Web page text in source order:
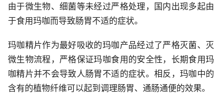
由于微生物、细菌等未经过严格处理，国内出现多起由
于食用玛咖而导致肠胃不适的症状。
玛咖精片作为最好吸收的玛咖产品经过了严格灭菌、灭
微生物流程，严格保证玛咖食用的安全性，长期食用玛
咖精片并不会导致人肠胃不适的症状。相反，玛咖中的
含有的植物纤维可以起到调理肠胃、通肠通便的效果。